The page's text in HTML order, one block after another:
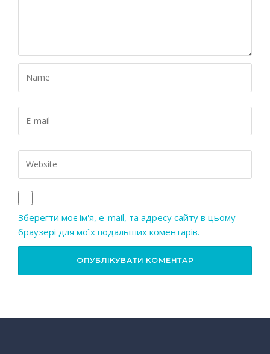
Зберегти моє ім'я, e-mail, та адресу сайту в цьому
браузері для моїх подальших коментарів.